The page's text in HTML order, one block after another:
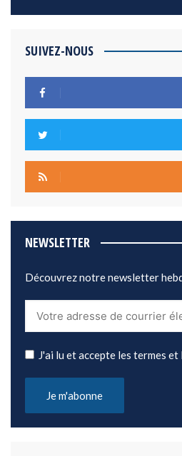
SUIVEZ-NOUS
NEWSLETTER
Découvrez notre newsletter
J'ai lu et accepte les termes